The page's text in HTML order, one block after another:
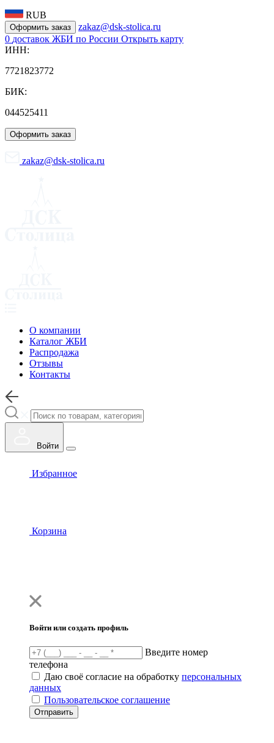
RUB
Оформить заказ
zakaz@dsk-stolica.ru
0 доставок ЖБИ по России Открыть карту
ИНН:
7721823772
БИК:
044525411
Оформить заказ
zakaz@dsk-stolica.ru
О компании
Каталог ЖБИ
Распродажа
Отзывы
Контакты
Войти
Избранное
Корзина
Войти или создать профиль
Введите номер
телефона
Даю своё согласие на обработку персональных
данных
Пользовательское соглашение
Отправить